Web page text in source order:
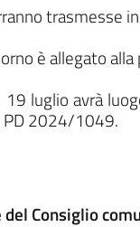
trasmesse in
è allegato
luglio avrà
PD 2024/1049.
Consiglio